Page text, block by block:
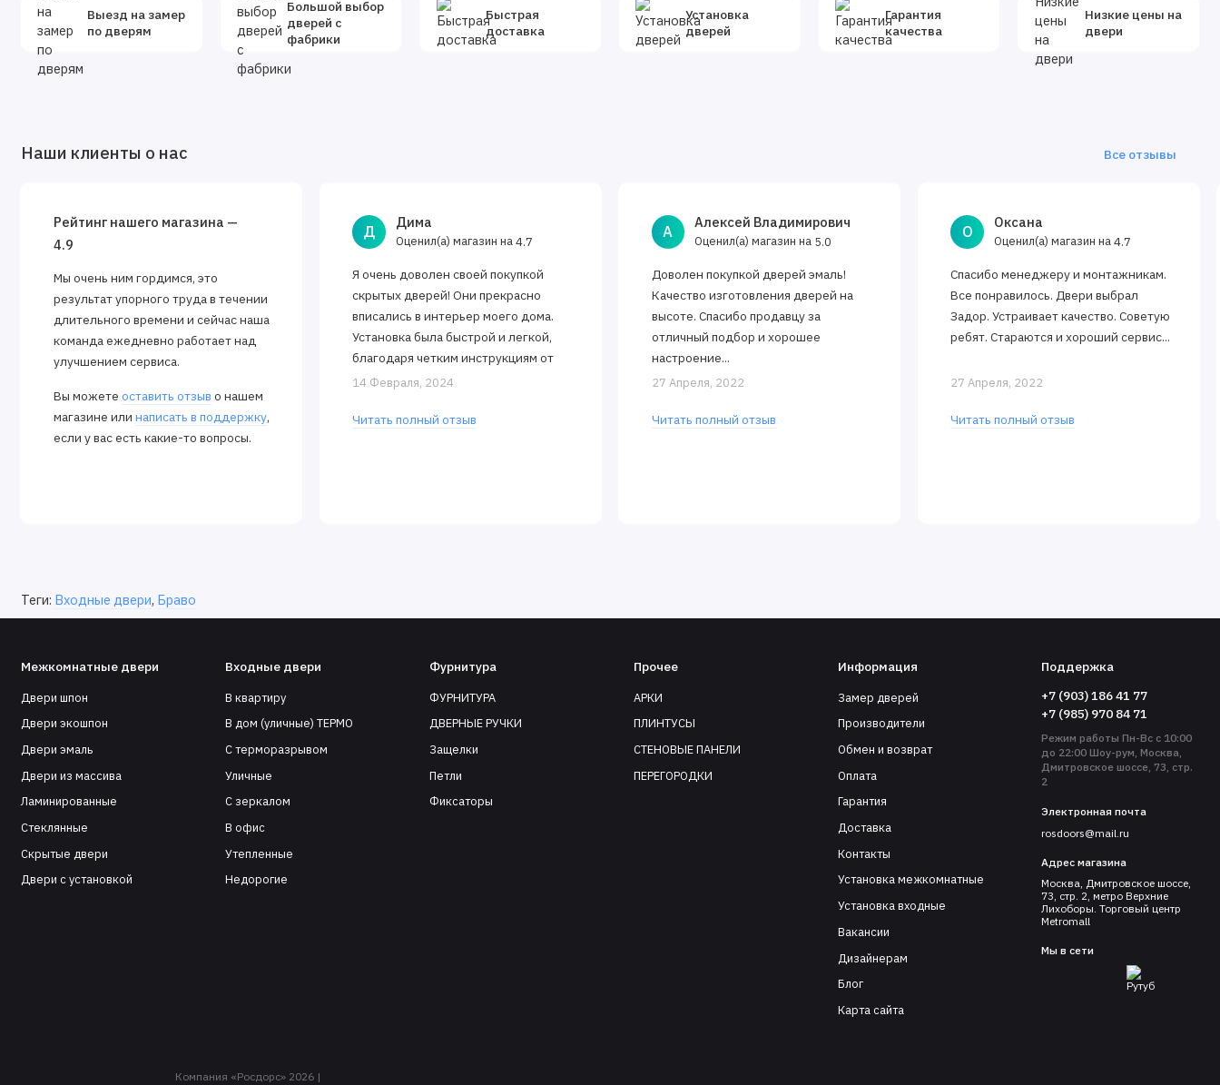
Выезд на замер
по дверям
Большой выбор
дверей с
фабрики
Быстрая
доставка
Установка
дверей
Гарантия
качества
Низкие цены на
двери
Наши клиенты о нас Все отзывы
Рейтинг нашего магазина —
4.9
Мы очень ним гордимся, это
результат упорного труда в течении
длительного времени и сейчас наша
команда ежедневно работает над
улучшением сервиса.
Вы можете оставить отзыв о нашем
магазине или написать в поддержку,
если у вас есть какие-то вопросы.
Д Дима
Оценил(а) магазин на4.7
Я очень доволен своей покупкой
скрытых дверей! Они прекрасно
вписались в интерьер моего дома.
Установка была быстрой и легкой,
благодаря четким инструкциям от
Алексея. Двери открываются и
14 Февраля, 2024
Читать полный отзыв
А Алексей Владимирович
Оценил(а) магазин на 5.0
Доволен покупкой дверей эмаль!
Качество изготовления дверей на
высоте. Спасибо продавцу за
отличный подбор и хорошее
настроение...
27 Апреля, 2022
Читать полный отзыв
О Оксана
Оценил(а) магазин на4.7
Спасибо менеджеру и монтажникам.
Все понравилось. Двери выбрал
Задор. Устраивает качество. Советую
ребят. Стараются и хороший сервис...
27 Апреля, 2022
Читать полный отзыв
Теги: Входные двери, Браво
Межкомнатные двери
Двери шпон
Двери экошпон
Двери эмаль
Двери из массива
Ламинированные
Стеклянные
Скрытые двери
Двери с установкой
Входные двери
В квартиру
В дом (уличные) ТЕРМО
С терморазрывом
Уличные
С зеркалом
В офис
Утепленные
Недорогие
Фурнитура
ФУРНИТУРА
ДВЕРНЫЕ РУЧКИ
Защелки
Петли
Фиксаторы
Прочее
АРКИ
ПЛИНТУСЫ
СТЕНОВЫЕ ПАНЕЛИ
ПЕРЕГОРОДКИ
Информация
Замер дверей
Производители
Обмен и возврат
Оплата
Гарантия
Доставка
Контакты
Установка межкомнатные
Установка входные
Вакансии
Дизайнерам
Блог
Карта сайта
Поддержка
+7 (903) 186 41 77
+7 (985) 970 84 71
Режим работы Пн-Вс с 10:00
до 22:00 Шоу-рум, Москва,
Дмитровское шоссе, 73, стр.
2
Электронная почта
rosdoors@mail.ru
Адрес магазина
Москва, Дмитровское шоссе,
73, стр. 2, метро Верхние
Лихоборы. Торговый центр
Metromall
Мы в сети
Компания «Росдорс» 2026 |